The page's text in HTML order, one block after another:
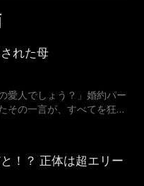
れた母
愛人でしょう？」婚約パー
その一言が、すべてを狂わ
と！？ 正体は超エリー